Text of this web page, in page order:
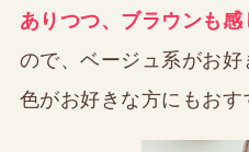
ありつつ、ブラウンも
ので、ベージュ系がお
色がお好きな方にもおす